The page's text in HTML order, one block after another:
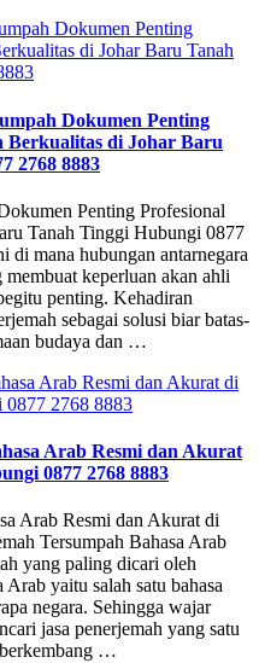
Dokumen Penting
Berkualitas di Johar Baru
2768 8883
Penting Profesional
Tanah Tinggi Hubungi 0877
di mana hubungan antarnegara
keperluan akan ahli
penting. Kehadiran
sebagai solusi biar batas-
budaya dan …
Arab Resmi dan Akurat
0877 2768 8883
Arab Resmi dan Akurat di
Tersumpah Bahasa Arab
yang paling dicari oleh
yaitu salah satu bahasa
negara. Sehingga wajar
jasa penerjemah yang satu
…